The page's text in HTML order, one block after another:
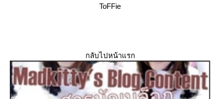
ToFFie
กลับไปหน้าแรก